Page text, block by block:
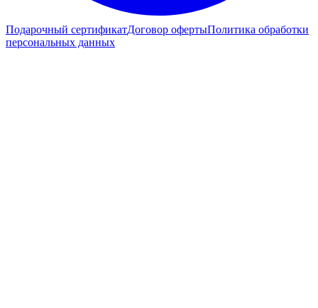
Подарочный сертификатДоговор офертыПолитика обработки
персональных данных